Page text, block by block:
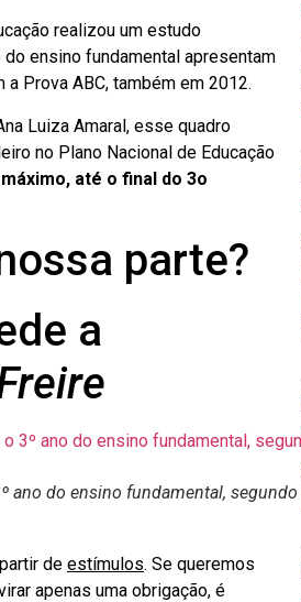
realizou um estudo
ensino fundamental apresentam
Prova ABC, também em 2012.
Luiza Amaral, esse quadro
no Plano Nacional de Educação
até o final do 3o
parte?
a
ano do ensino fundamental, segundo
de estímulos. Se queremos
apenas uma obrigação, é